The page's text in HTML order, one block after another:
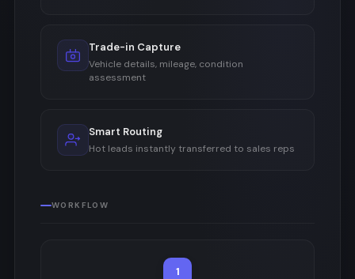
Trade-in Capture
Vehicle details, mileage, condition
assessment
Smart Routing
Hot leads instantly transferred to sales reps
WORKFLOW
1